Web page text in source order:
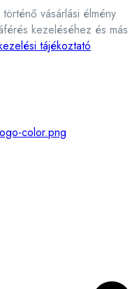
vásárlási élmény
kezeléséhez és más
tájékoztató